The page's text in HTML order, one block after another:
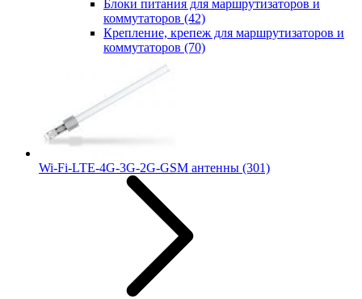
Блоки питания для маршрутизаторов и
коммутаторов (42)
Крепление, крепеж для маршрутизаторов и
коммутаторов (70)
Wi-Fi-LTE-4G-3G-2G-GSM антенны (301)